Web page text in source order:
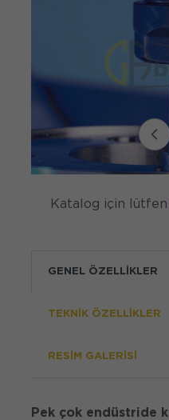
Katalog için lütfen
GENEL ÖZELLİKLER
TEKNİK ÖZELLİKLER
RESIM GALERISI
Pek çok endüstride